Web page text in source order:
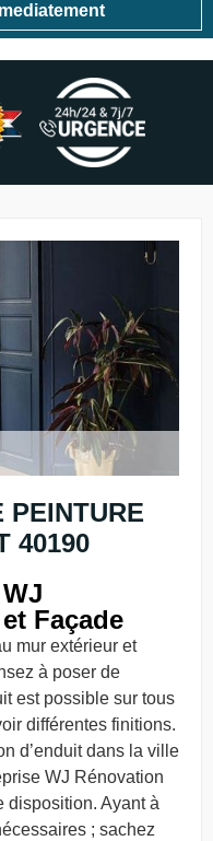
PEINTURE
40190
Façade
mur extérieur et
à poser de
est possible sur tous
différentes finitions.
d’enduit dans la ville
WJ Rénovation
disposition. Ayant à
; sachez